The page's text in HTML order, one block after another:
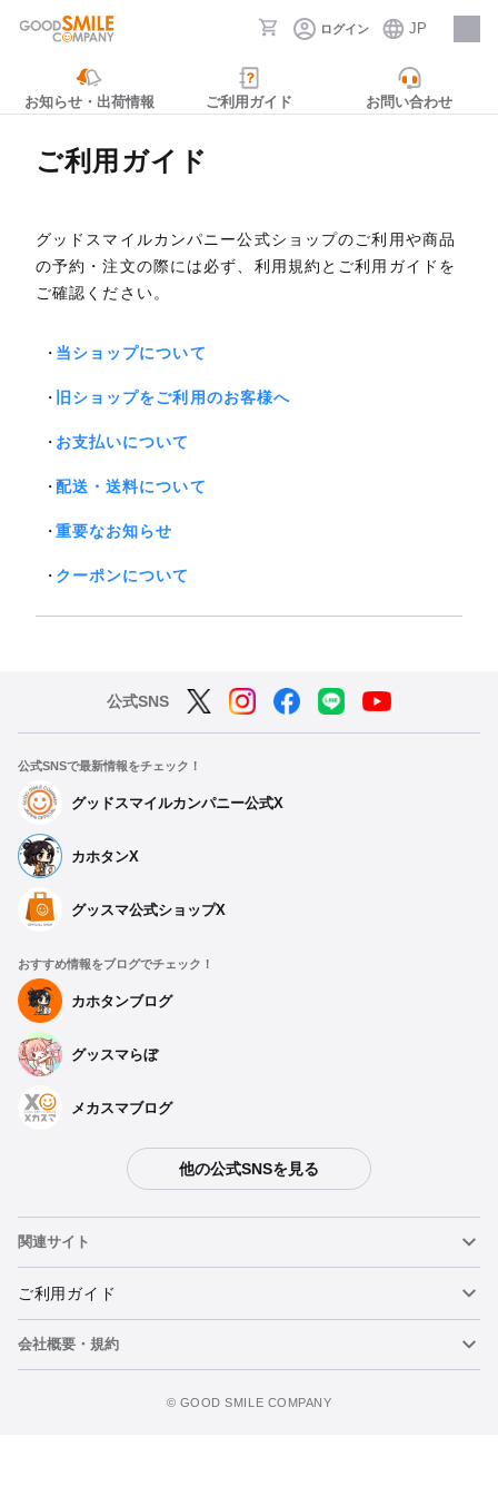
ログイン JP
採用情報
お知らせ・出荷情報 ご利用ガイド お問い合わせ
ご利用ガイド
グッドスマイルカンパニー公式ショップのご利用や商品
の予約・注文の際には必ず、利用規約とご利用ガイドを
ご確認ください。
当ショップについて
旧ショップをご利用のお客様へ
お支払いについて
配送・送料について
重要なお知らせ
クーポンについて
公式SNS
公式SNSで最新情報をチェック！
グッドスマイルカンパニー公式X
カホタンX
グッスマ公式ショップX
おすすめ情報をブログでチェック！
カホタンブログ
グッスマらぼ
メカスマブログ
他の公式SNSを見る
関連サイト
ねんどろいど
ねんどろいどフェイスメーカー
ご利用ガイド
重要なお知らせ
会社概要・規約
©️ GOOD SMILE COMPANY